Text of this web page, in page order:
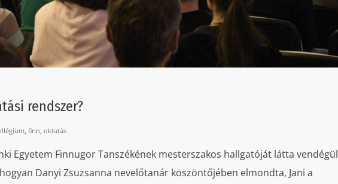
rendszer?
, finn, oktatás
Egyetem Finnugor Tanszékének mesterszakos hallgatóját látta vendégül
Danyi Zsuzsanna nevelőtanár köszöntőjében elmondta, Jani a